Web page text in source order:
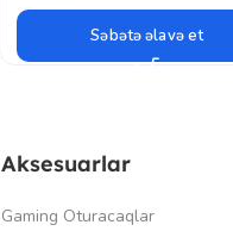
Səbətə əlavə et
Aksesuarlar
Gaming Oturacaqlar